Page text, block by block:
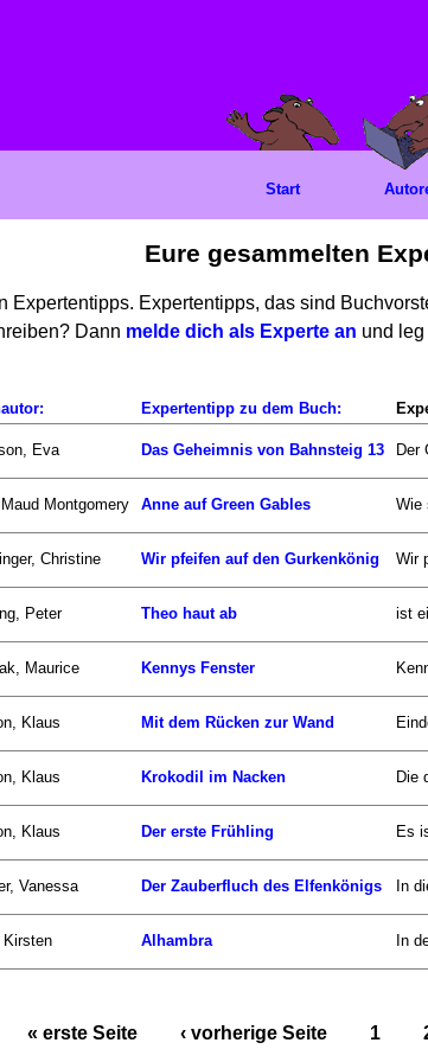
Eure gesammelten
Expertentipps. Expertentipps, das sind
Dann melde dich als Experte an und leg
Expertentipp zu dem Buch:
Eva Das Geheimnis von Bahnsteig 13 Der
Montgomery Anne auf Green Gables Wie
Christine Wir pfeifen auf den Gurkenkönig Wir
Peter Theo haut ab ist
Maurice Kennys Fenster
Klaus Mit dem Rücken zur Wand
Klaus Krokodil im Nacken Die
Klaus Der erste Frühling Es
Vanessa Der Zauberfluch des Elfenkönigs In
Kirsten Alhambra In
« erste Seite ‹ vorherige Seite 1
Start